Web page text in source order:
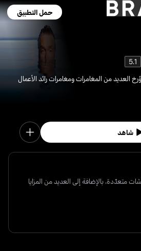
حمل التطبيق
5.1
العديد من المغامرات ومغامرات رائد الأعمال
شاهد
متعدّدة، بالإضافة إلى العديد من المزايا